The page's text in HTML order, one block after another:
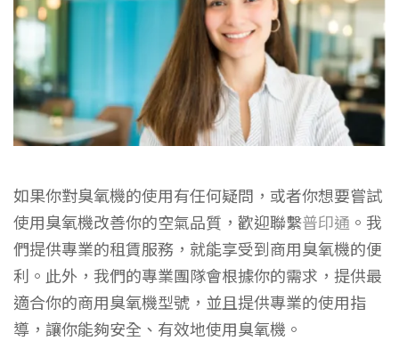
如果你對臭氧機的使用有任何疑問，或者你想要嘗試
使用臭氧機改善你的空氣品質，歡迎聯繫普印通 。我
們提供專業的租賃服務，就能享受到商用臭氧機的便
利。此外，我們的專業團隊會根據你的需求，提供最
適合你的商用臭氧機型號，並且提供專業的使用指
導，讓你能夠安全、有效地使用臭氧機。